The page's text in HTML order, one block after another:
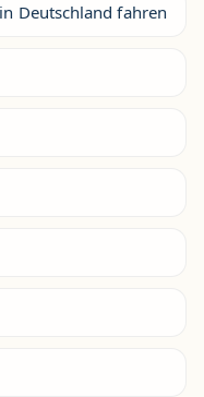
Deutschland fahren